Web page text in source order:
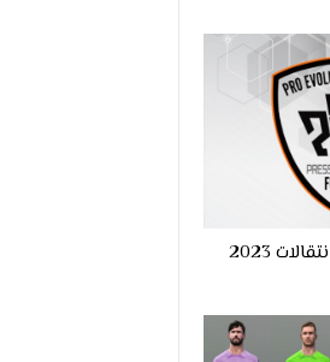
اوبشن فايل بيس 6 انتقالات 2023